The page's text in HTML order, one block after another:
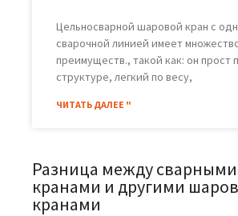
Цельносварной шаровой кран с
сварочной линией имеет
преимуществ., такой как: он прост
структуре, легкий по весу,
ЧИТАТЬ ДАЛЕЕ "
Разница между
кранами и другими
кранами